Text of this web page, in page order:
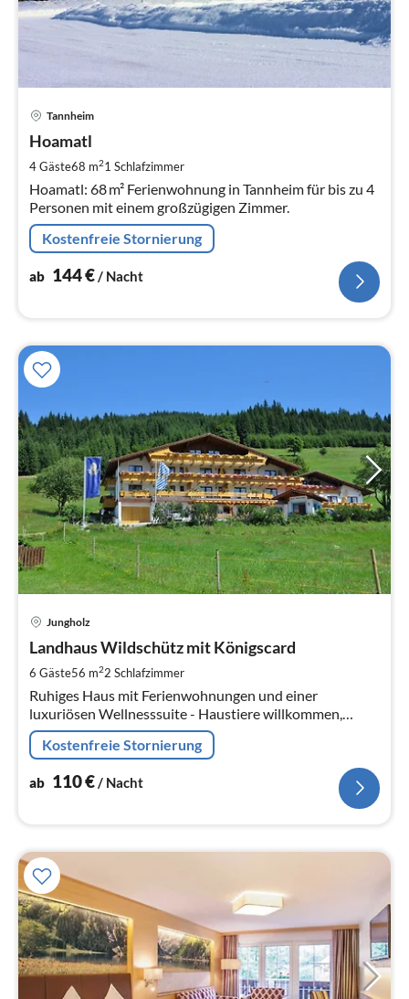
Tannheim
Hoamatl
4 Gäste68 m21 Schlafzimmer
Hoamatl: 68 m² Ferienwohnung in Tannheim für bis zu 4
Personen mit einem großzügigen Zimmer.
Kostenfreie Stornierung
ab 144€/ Nacht
Jungholz
Landhaus Wildschütz mit Königscard
6 Gäste56 m22 Schlafzimmer
Ruhiges Haus mit Ferienwohnungen und einer
luxuriösen Wellnesssuite - Haustiere willkommen,
Spielplatz am Haus. Königscard für jeden Gast -
kostenlos Freizeitangebote nutzen
Kostenfreie Stornierung
ab 110€/ Nacht